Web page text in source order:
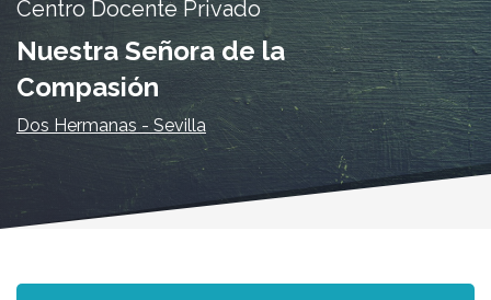
Centro Docente Privado
Nuestra Señora de la
Compasión
Dos Hermanas - Sevilla